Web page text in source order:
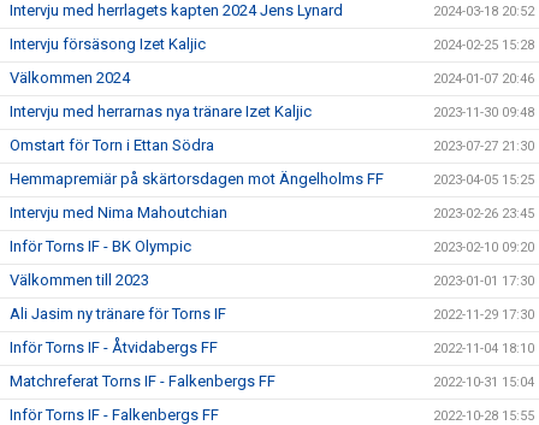
Intervju med herrlagets kapten 2024 Jens Lynard 2024-03-18 20:52
Intervju försäsong Izet Kaljic 2024-02-25 15:28
Välkommen 2024 2024-01-07 20:46
Intervju med herrarnas nya tränare Izet Kaljic 2023-11-30 09:48
Omstart för Torn i Ettan Södra 2023-07-27 21:30
Hemmapremiär på skärtorsdagen mot Ängelholms FF 2023-04-05 15:25
Intervju med Nima Mahoutchian 2023-02-26 23:45
Inför Torns IF - BK Olympic 2023-02-10 09:20
Välkommen till 2023 2023-01-01 17:30
Ali Jasim ny tränare för Torns IF 2022-11-29 17:30
Inför Torns IF - Åtvidabergs FF 2022-11-04 18:10
Matchreferat Torns IF - Falkenbergs FF 2022-10-31 15:04
Inför Torns IF - Falkenbergs FF 2022-10-28 15:55